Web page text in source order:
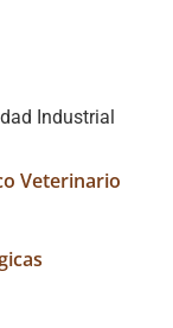
Industrial
Veterinario